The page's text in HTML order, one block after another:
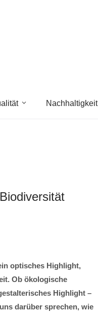
Nachhaltigkeit
optisches Highlight,
Ob ökologische
Highlight –
darüber sprechen, wie